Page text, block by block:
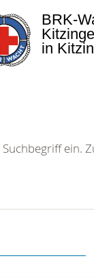
BRK-
in
ein.